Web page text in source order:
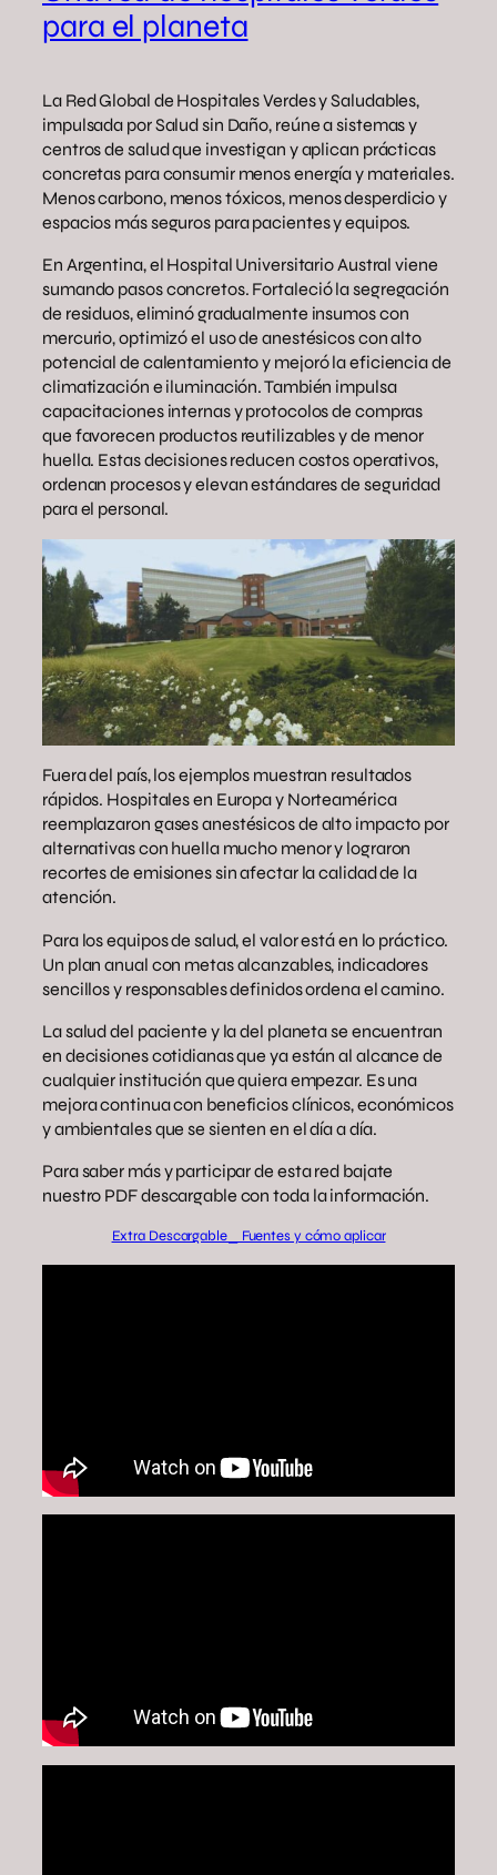
para el planeta
La Red Global de Hospitales Verdes y Saludables,
impulsada por Salud sin Daño, reúne a sistemas y
centros de salud que investigan y aplican prácticas
concretas para consumir menos energía y materiales.
Menos carbono, menos tóxicos, menos desperdicio y
espacios más seguros para pacientes y equipos.
En Argentina, el Hospital Universitario Austral viene
sumando pasos concretos. Fortaleció la segregación
de residuos, eliminó gradualmente insumos con
mercurio, optimizó el uso de anestésicos con alto
potencial de calentamiento y mejoró la eficiencia de
climatización e iluminación. También impulsa
capacitaciones internas y protocolos de compras
que favorecen productos reutilizables y de menor
huella. Estas decisiones reducen costos operativos,
ordenan procesos y elevan estándares de seguridad
para el personal.
Fuera del país, los ejemplos muestran resultados
rápidos. Hospitales en Europa y Norteamérica
reemplazaron gases anestésicos de alto impacto por
alternativas con huella mucho menor y lograron
recortes de emisiones sin afectar la calidad de la
atención.
Para los equipos de salud, el valor está en lo práctico.
Un plan anual con metas alcanzables, indicadores
sencillos y responsables definidos ordena el camino.
La salud del paciente y la del planeta se encuentran
en decisiones cotidianas que ya están al alcance de
cualquier institución que quiera empezar. Es una
mejora continua con beneficios clínicos, económicos
y ambientales que se sienten en el día a día.
Para saber más y participar de esta red bajate
nuestro PDF descargable con toda la información.
Extra Descargable_ Fuentes y cómo aplicar